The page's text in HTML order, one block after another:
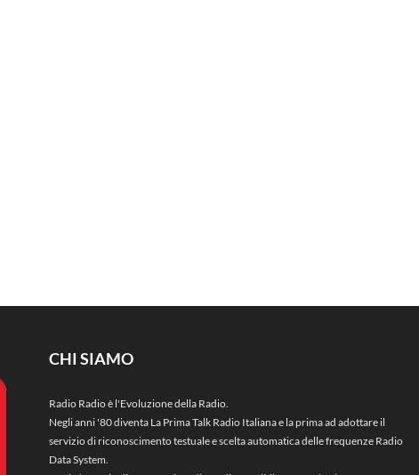
CHI SIAMO
Radio Radio è l'Evoluzione della Radio.
Negli anni '80 diventa La Prima Talk Radio Italiana e la prima ad adottare il
servizio di riconoscimento testuale e scelta automatica delle frequenze Radio
Data System.